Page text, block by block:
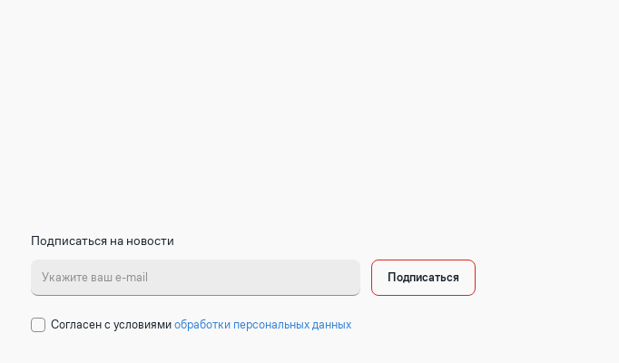
Подписаться на новости
Подписаться
Cогласен с условиямиобработки персональных данных